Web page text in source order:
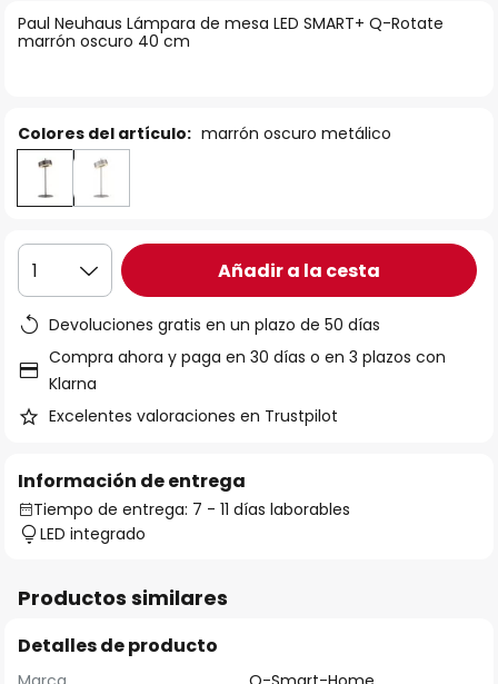
la
galería
Paul Neuhaus Lámpara de mesa LED SMART+ Q-Rotate
marrón oscuro 40 cm
Colores del artículo: marrón oscuro metálico
1 Añadir a la cesta
Devoluciones gratis en un plazo de 50 días
Compra ahora y paga en 30 días o en 3 plazos con
Klarna
Excelentes valoraciones en Trustpilot
Información de entrega
Tiempo de entrega: 7 - 11 días laborables
LED integrado
Productos similares
Detalles de producto